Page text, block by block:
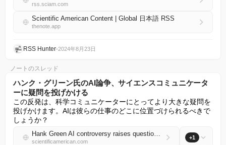
rss.sciam.com
Scientific American Content | Global 日本語 RSS
thenote.app
RSS Hunter•2024年8月23日
ノートのスレッド
ハンク・グリーン氏のAI論争、サイエンスコミュニケータ
ーに疑問を投げかける
この反発は、科学コミュニケーターにとってより大きな疑問を
投げかけます。AIは彼らの仕事のどこに位置づけられるべきで
しょうか？
Hank Green AI controversy raises questions for science communicators
scientificamerican.com
+1